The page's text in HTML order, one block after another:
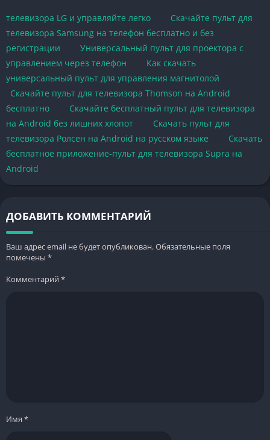
телевизора LG и управляйте легко
Скачайте пульт для
телевизора Samsung на телефон бесплатно и без
регистрации
Универсальный пульт для проектора с
управлением через телефон
Как скачать
универсальный пульт для управления магнитолой
Скачайте пульт для телевизора Thomson на Android
бесплатно
Скачайте бесплатный пульт для телевизора
на Android без лишних хлопот
Скачать пульт для
телевизора Ролсен на Android на русском языке
Скачать
бесплатное приложение-пульт для телевизора Supra на
Android
ДОБАВИТЬ КОММЕНТАРИЙ
Ваш адрес email не будет опубликован.Обязательные поля
помечены *
Комментарий*
Имя *